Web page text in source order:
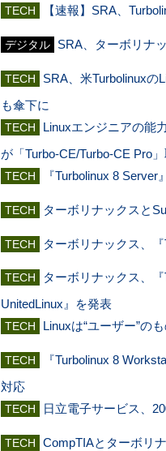
TECH 【速報】SRA、
デジタル SRA、ターボリナ
TECH
SRA、米Turbolinuxの
も傘下に
TECH
Linuxエンジニアの能
が「Turbo-CE/Turbo-CE Pro
TECH 『Turbolinux 8
TECH ターボリナックスと
TECH ターボリナックス、
TECH
ターボリナックス、
UnitedLinux』を発表
TECH Linuxは“ユーザー”の
TECH
『Turbolinux 8
対応
TECH 日立電子サービス、
TECH CompTIAとターボリ